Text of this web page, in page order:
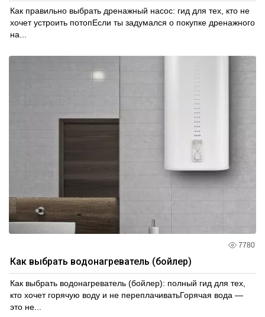
Как правильно выбрать дренажный насос: гид для тех, кто не
хочет устроить потопЕсли ты задумался о покупке дренажного
на...
7780
Как выбрать водонагреватель (бойлер)
Как выбрать водонагреватель (бойлер): полный гид для тех,
кто хочет горячую воду и не переплачиватьГорячая вода —
это не...